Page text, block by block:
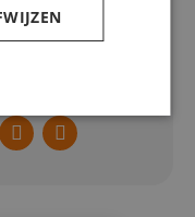
WhatsApp
E-